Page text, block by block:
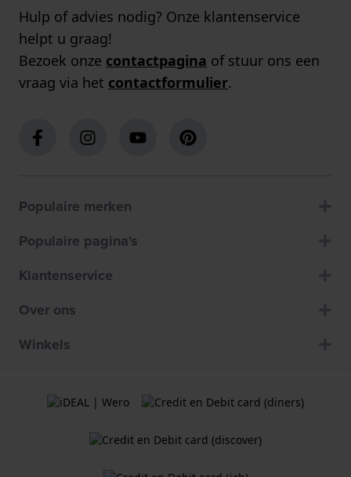
Hulp of advies nodig? Onze klantenservice
helpt u graag!
Bezoek onze contactpagina of stuur ons een
vraag via het contactformulier.
Populaire merken
Populaire pagina's
Klantenservice
Over ons
Winkels